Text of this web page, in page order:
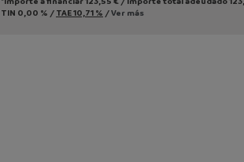
TIN 0,00 % / TAE10,71 % /Ver más